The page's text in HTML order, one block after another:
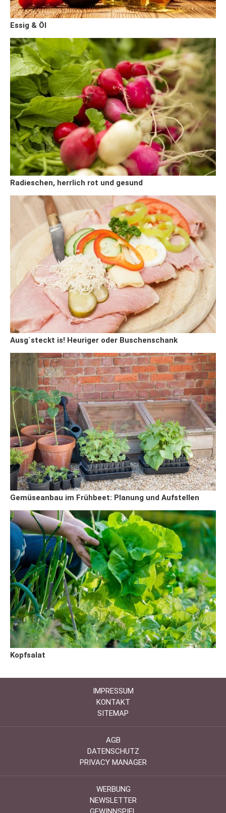
Essig & Öl
Radieschen, herrlich rot und gesund
Ausg`steckt is! Heuriger oder Buschenschank
Gemüseanbau im Frühbeet: Planung und Aufstellen
Kopfsalat
IMPRESSUM
KONTAKT
SITEMAP
AGB
DATENSCHUTZ
PRIVACY MANAGER
WERBUNG
NEWSLETTER